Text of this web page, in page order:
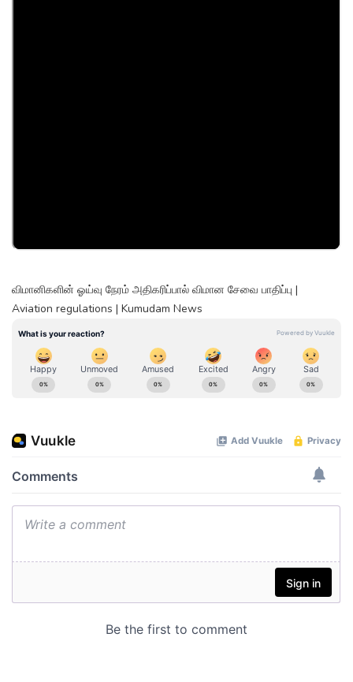
விமானிகளின் ஓய்வு நேரம் அதிகரிப்பால் விமான சேவை பாதிப்பு |
Aviation regulations | Kumudam News